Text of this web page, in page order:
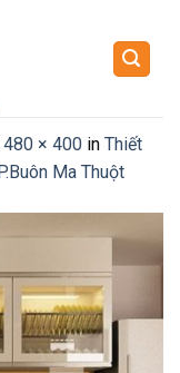
480 × 400 in Thiết
Ma Thuột